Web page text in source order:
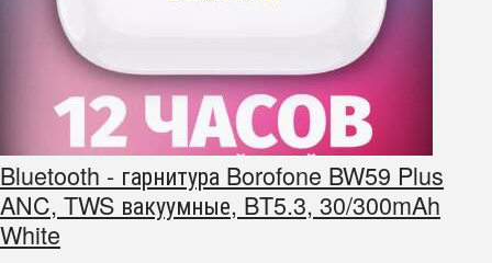
Bluetooth - гарнитура Borofone BW59 Plus
ANC, TWS вакуумные, BT5.3, 30/300mAh
White